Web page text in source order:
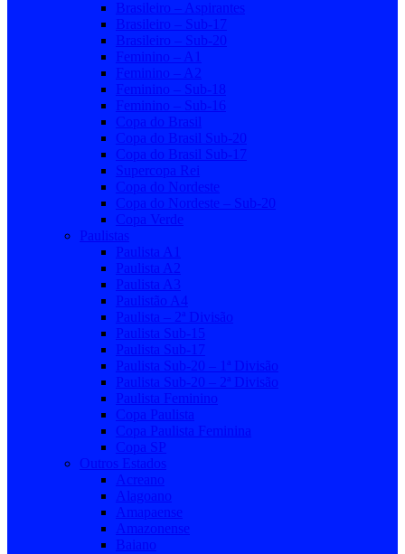
Brasileiro – Aspirantes
Brasileiro – Sub-17
Brasileiro – Sub-20
Feminino – A1
Feminino – A2
Feminino – Sub-18
Feminino – Sub-16
Copa do Brasil
Copa do Brasil Sub-20
Copa do Brasil Sub-17
Supercopa Rei
Copa do Nordeste
Copa do Nordeste – Sub-20
Copa Verde
Paulistas
Paulista A1
Paulista A2
Paulista A3
Paulistão A4
Paulista – 2ª Divisão
Paulista Sub-15
Paulista Sub-17
Paulista Sub-20 – 1ª Divisão
Paulista Sub-20 – 2ª Divisão
Paulista Feminino
Copa Paulista
Copa Paulista Feminina
Copa SP
Outros Estados
Acreano
Alagoano
Amapaense
Amazonense
Baiano